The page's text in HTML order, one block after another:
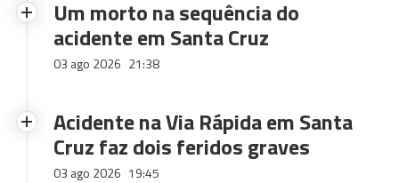
Um morto na sequência do
acidente em Santa Cruz
03 ago 2026 21:38
Acidente na Via Rápida em Santa
Cruz faz dois feridos graves
03 ago 2026 19:45